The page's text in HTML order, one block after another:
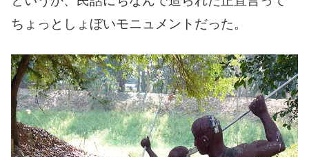
ちょっとしょぼいモニュメントだった。